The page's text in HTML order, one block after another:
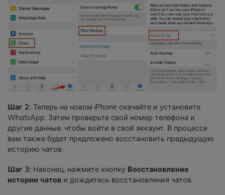
Шаг 2: Теперь на новом iPhone скачайте и установите
WhatsApp. Затем проверьте свой номер телефона и
другие данные, чтобы войти в свой аккаунт. В процессе
вам также будет предложено восстановить предыдущую
историю чатов.
Шаг 3: Наконец, нажмите кнопку Восстановление
истории чатов и дождитесь восстановления чатов.